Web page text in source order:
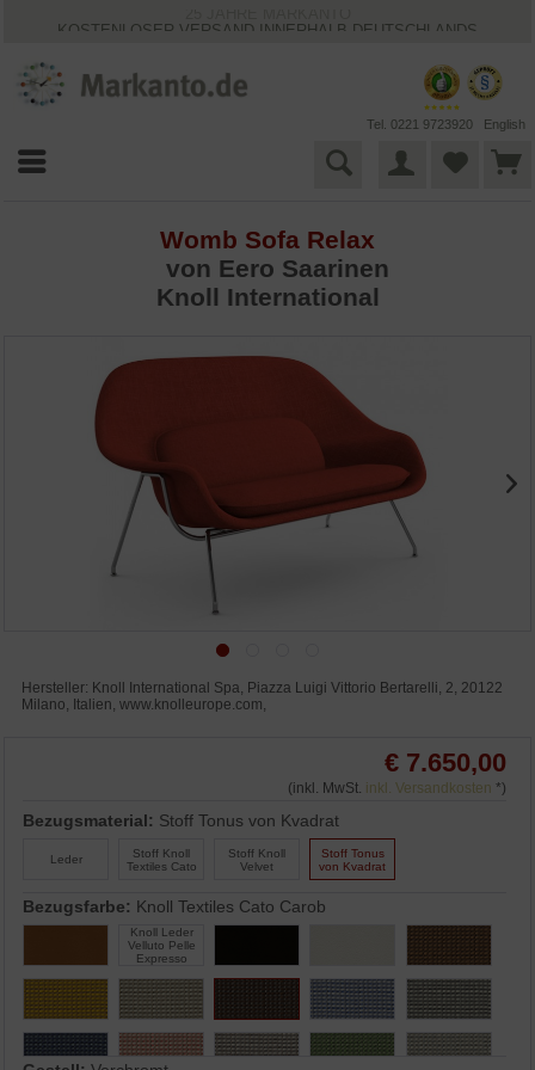
KOSTENLOSER VERSAND INNERHALB DEUTSCHLANDS
VIELFÄLTIGE ZAHLUNGSMÖGLICHKEITEN
BESTPRICE-GARANTIE
Tel. 0221 9723920 English
Womb Sofa Relax
von Eero Saarinen
Knoll International
Hersteller: Knoll International Spa, Piazza Luigi Vittorio Bertarelli, 2, 20122
Milano, Italien, www.knolleurope.com,
€ 7.650,00
(inkl. MwSt. inkl. Versandkosten *)
Bezugsmaterial: Stoff Tonus von Kvadrat
Leder
Stoff Knoll
Textiles Cato
Stoff Knoll
Velvet
Stoff Tonus
von Kvadrat
Bezugsfarbe: Knoll Textiles Cato Carob
Knoll Leder
Velluto Pelle
Expresso